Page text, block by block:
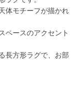
体モチーフが描かれ
ペースのアクセント
長方形ラグで、お部